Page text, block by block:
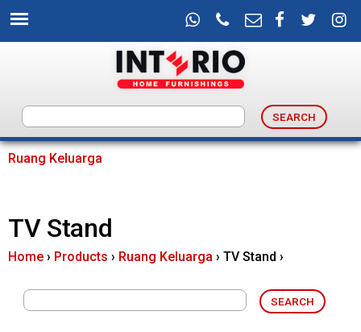
to
main
content
n
e
r
here
Ruang Keluarga
TV Stand
Home › Products › Ruang Keluarga › TV Stand ›